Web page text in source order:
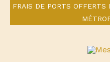
SkipFRAIS DE PORTS OFFERTS
Mon compte